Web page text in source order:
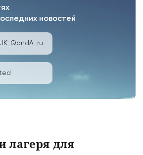
новостей
лагеря для